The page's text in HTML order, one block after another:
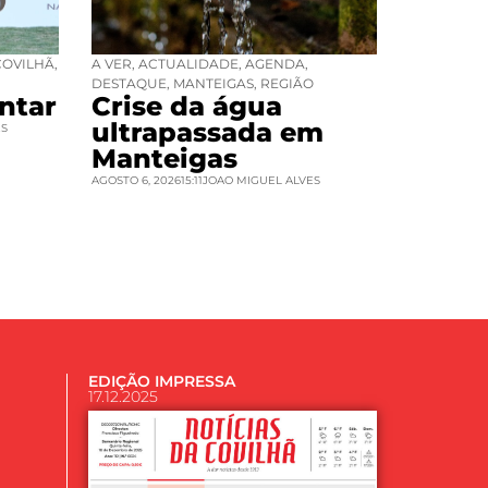
A VER ACTUALIDADE AGENDA
DESTAQUE MANTEIGAS, REGIÃO
Crise da água
ultrapassada em
Manteigas
AGOSTO 6, 202615:11JOAO MIGUEL ALVES
EDIÇÃO IMPRESSA
17.12.2025